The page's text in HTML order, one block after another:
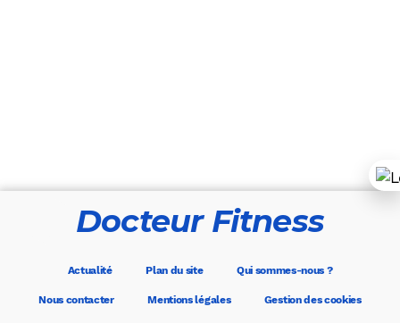
Docteur Fitness
Actualité Plan du site Qui sommes-nous ?
Nous contacter Mentions légales Gestion des cookies